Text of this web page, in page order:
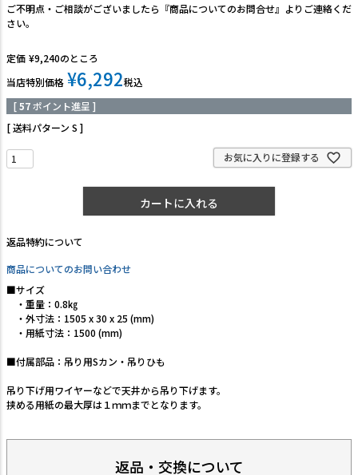
ご不明点・ご相談がございましたら『商品についてのお問合せ』よりご連絡くだ
さい。
定価 ¥9,240のところ
当店特別価格 ¥6,292税込
[57ポイント進呈 ]
送料パターン S
お気に入りに登録する
カートに入れる
返品特約について
商品についてのお問い合わせ
■サイズ
・重量：0.8㎏
・外寸法：1505 x 30 x 25 (mm)
・用紙寸法：1500 (mm)
■付属部品：吊り用Sカン・吊りひも
吊り下げ用ワイヤーなどで天井から吊り下げます。
挟める用紙の最大厚は１ｍｍまでとなります。
返品・交換について